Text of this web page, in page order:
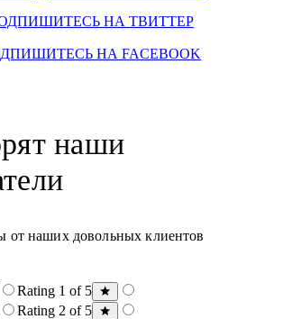
НА ТВИТТЕР
НА FACEBOOK
наши
от наших довольных клиентов
Rating 1 of 5
Rating 2 of 5